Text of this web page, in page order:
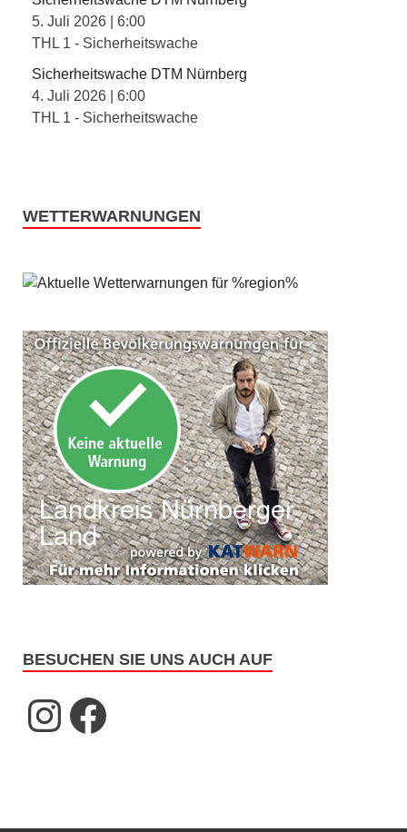
5. Juli 2026
6:00
THL 1 - Sicherheitswache
Sicherheitswache DTM Nürnberg
4. Juli 2026
6:00
THL 1 - Sicherheitswache
WETTERWARNUNGEN
BESUCHEN SIE UNS AUCH AUF